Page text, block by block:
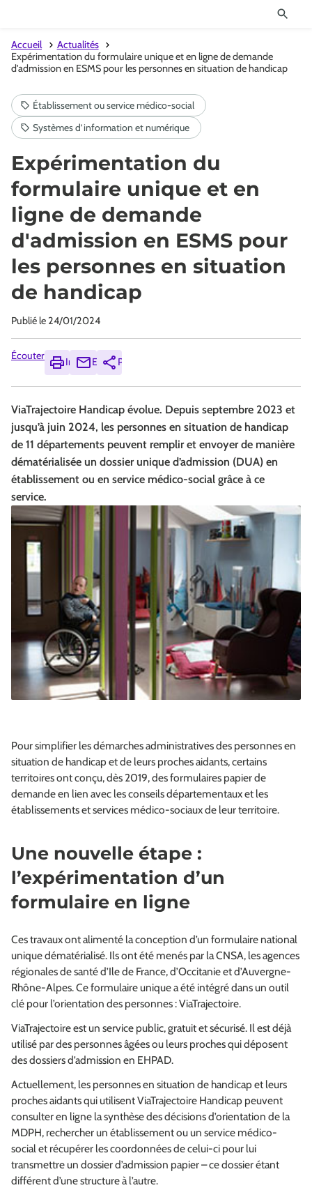
Accueil
Actualités
Expérimentation du formulaire unique et en ligne de demande
d'admission en ESMS pour les personnes en situation de handicap
Expérimentation du
formulaire unique et en
ligne de demande
d'admission en ESMS pour
les personnes en situation
de handicap
Publié le 24/01/2024
Écouter
ImprimerEnvoyerPartager
ViaTrajectoire Handicap évolue. Depuis septembre 2023 et
jusqu’à juin 2024, les personnes en situation de handicap
de 11 départements peuvent remplir et envoyer de manière
dématérialisée un dossier unique d’admission (DUA) en
établissement ou en service médico-social grâce à ce
service.
Pour simplifier les démarches administratives des personnes en
situation de handicap et de leurs proches aidants, certains
territoires ont conçu, dès 2019, des formulaires papier de
demande en lien avec les conseils départementaux et les
établissements et services médico-sociaux de leur territoire.
Une nouvelle étape :
l’expérimentation d’un
formulaire en ligne
Ces travaux ont alimenté la conception d’un formulaire national
unique dématérialisé. Ils ont été menés par la CNSA, les agences
régionales de santé d’Ile de France, d’Occitanie et d’Auvergne-
Rhône-Alpes. Ce formulaire unique a été intégré dans un outil
clé pour l’orientation des personnes : ViaTrajectoire.
ViaTrajectoire est un service public, gratuit et sécurisé. Il est déjà
utilisé par des personnes âgées ou leurs proches qui déposent
des dossiers d’admission en EHPAD.
Actuellement, les personnes en situation de handicap et leurs
proches aidants qui utilisent ViaTrajectoire Handicap peuvent
consulter en ligne la synthèse des décisions d’orientation de la
MDPH, rechercher un établissement ou un service médico-
social et récupérer les coordonnées de celui-ci pour lui
transmettre un dossier d’admission papier – ce dossier étant
différent d’une structure à l’autre.